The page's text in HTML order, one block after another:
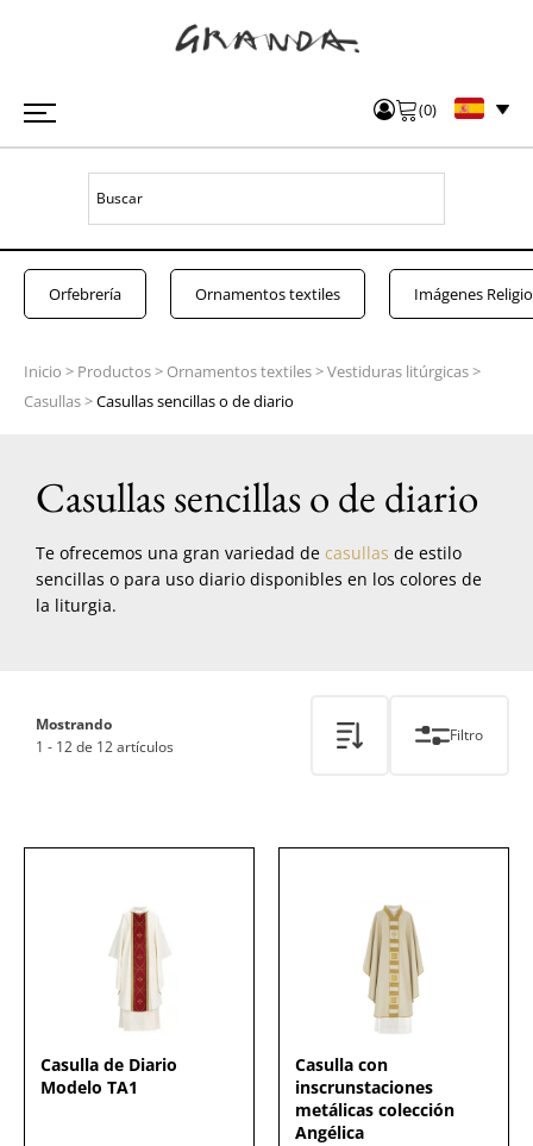
(0)
Orfebrería Ornamentos textiles Imágenes
Inicio > Productos> Ornamentos textiles>Vestiduras litúrgicas>
Casullas>Casullas sencillas o de diario
Casullas sencillas o de diario
Te ofrecemos una gran variedad de casullas de estilo
sencillas o para uso diario disponibles en los colores de
la liturgia.
Casulla de Diario
Modelo TA1
Casulla con
inscrunstaciones
metálicas colección
Angélica
Mostrando
1 - 12 de 12 artículos
Filtro